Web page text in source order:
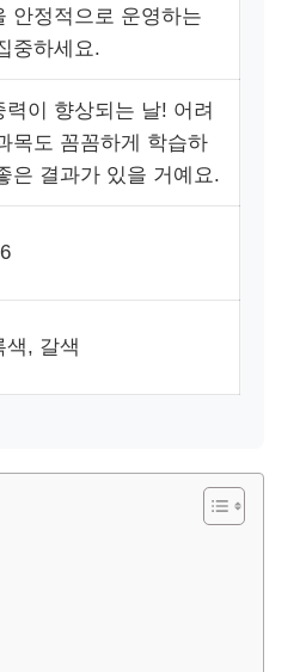
안정적으로 운영하는
중하세요.
력이 향상되는 날! 어려
목도 꼼꼼하게 학습하
은 결과가 있을 거예요.
색, 갈색